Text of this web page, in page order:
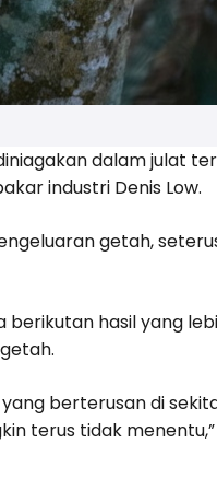
dalam julat
industri Denis Low.
getah,
hasil yang
berterusan di
terus tidak